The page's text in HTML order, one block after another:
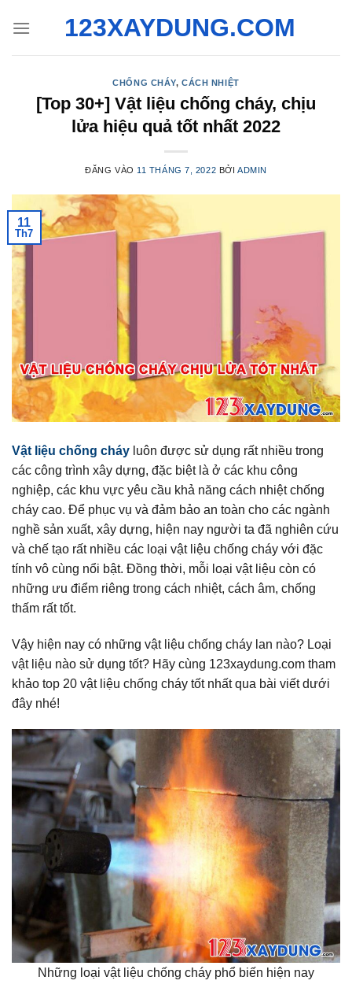
qua
123XAYDUNG.COM
CHỐNG CHÁY,CÁCH NHIỆT
[Top 30+] Vật liệu chống cháy, chịu
lửa hiệu quả tốt nhất 2022
ĐĂNG VÀO 11 THÁNG 7, 2022 BỞI ADMIN
11
Th7
Vật liệu chống cháy luôn được sử dụng rất nhiều trong
các công trình xây dựng, đặc biệt là ở các khu công
nghiệp, các khu vực yêu cầu khả năng cách nhiệt chống
cháy cao. Để phục vụ và đảm bảo an toàn cho các ngành
nghề sản xuất, xây dựng, hiện nay người ta đã nghiên cứu
và chế tạo rất nhiều các loại vật liệu chống cháy với đặc
tính vô cùng nổi bật. Đồng thời, mỗi loại vật liệu còn có
những ưu điểm riêng trong cách nhiệt, cách âm, chống
thấm rất tốt.
Vậy hiện nay có những vật liệu chống cháy lan nào? Loại
vật liệu nào sử dụng tốt? Hãy cùng 123xaydung.com tham
khảo top 20 vật liệu chống cháy tốt nhất qua bài viết dưới
đây nhé!
Những loại vật liệu chống cháy phổ biến hiện nay